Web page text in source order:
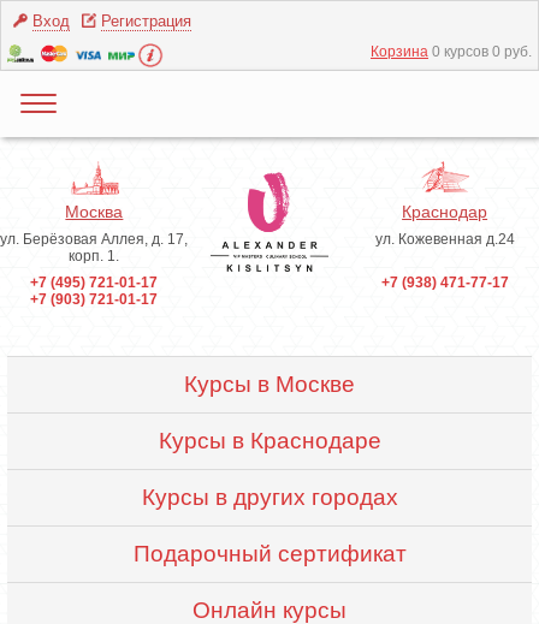
Вход Регистрация
Корзина 0 курсов 0 руб.
Москва
ул. Берёзовая Аллея, д. 17,
корп. 1.
+7 (495) 721-01-17
+7 (903) 721-01-17
Краснодар
ул. Кожевенная д.24
+7 (938) 471-77-17
Курсы в Москве
Курсы в Краснодаре
Курсы в других городах
Подарочный сертификат
Онлайн курсы